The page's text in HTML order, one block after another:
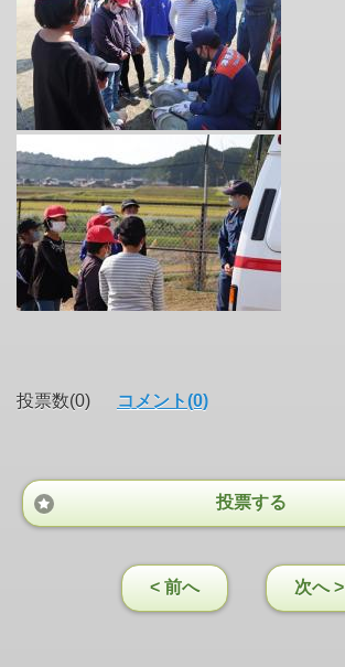
投票数(0) コメント(0)
投票する
< 前へ 次へ >